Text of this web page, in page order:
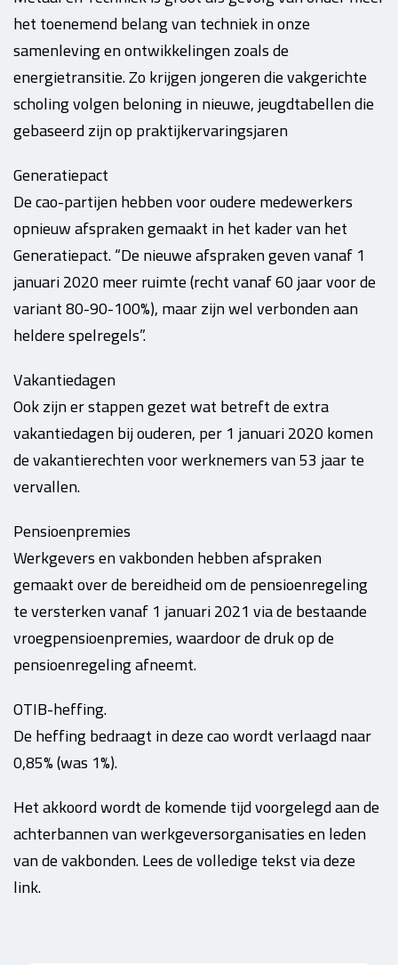
het toenemend belang van techniek in onze
samenleving en ontwikkelingen zoals de
energietransitie. Zo krijgen jongeren die vakgerichte
scholing volgen beloning in nieuwe, jeugdtabellen die
gebaseerd zijn op praktijkervaringsjaren
Generatiepact
De cao-partijen hebben voor oudere medewerkers
opnieuw afspraken gemaakt in het kader van het
Generatiepact. “De nieuwe afspraken geven vanaf 1
januari 2020 meer ruimte (recht vanaf 60 jaar voor de
variant 80-90-100%), maar zijn wel verbonden aan
heldere spelregels”.
Vakantiedagen
Ook zijn er stappen gezet wat betreft de extra
vakantiedagen bij ouderen, per 1 januari 2020 komen
de vakantierechten voor werknemers van 53 jaar te
vervallen.
Pensioenpremies
Werkgevers en vakbonden hebben afspraken
gemaakt over de bereidheid om de pensioenregeling
te versterken vanaf 1 januari 2021 via de bestaande
vroegpensioenpremies, waardoor de druk op de
pensioenregeling afneemt.
OTIB-heffing.
De heffing bedraagt in deze cao wordt verlaagd naar
0,85% (was 1%).
Het akkoord wordt de komende tijd voorgelegd aan de
achterbannen van werkgeversorganisaties en leden
van de vakbonden. Lees de volledige tekst via deze
link.